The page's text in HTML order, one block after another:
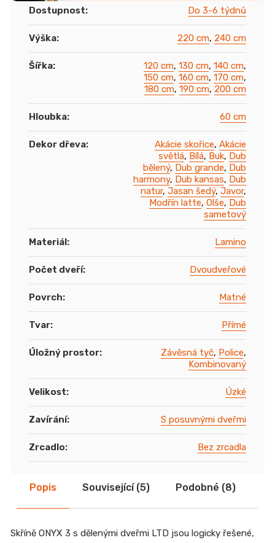
Dostupnost: Do 3-6 týdnů
Výška: 220 cm, 240 cm
Šířka: 120 cm, 130 cm, 140 cm,
150 cm, 160 cm, 170 cm,
180 cm, 190 cm, 200 cm
Hloubka: 60 cm
Dekor dřeva: Akácie skořice, Akácie
světlá, Bílá, Buk, Dub
bělený, Dub grande, Dub
harmony, Dub kansas, Dub
natur, Jasan šedý, Javor,
Modřín latte, Olše, Dub
sametový
Materiál: Lamino
Počet dveří: Dvoudveřové
Povrch: Matné
Tvar: Přímé
Úložný prostor: Závěsná tyč, Police,
Kombinovaný
Velikost: Úzké
Zavírání: S posuvnými dveřmi
Zrcadlo: Bez zrcadla
Popis Související (5) Podobné (8)
Skříně ONYX 3 s dělenými dveřmi LTD jsou logicky řešené,